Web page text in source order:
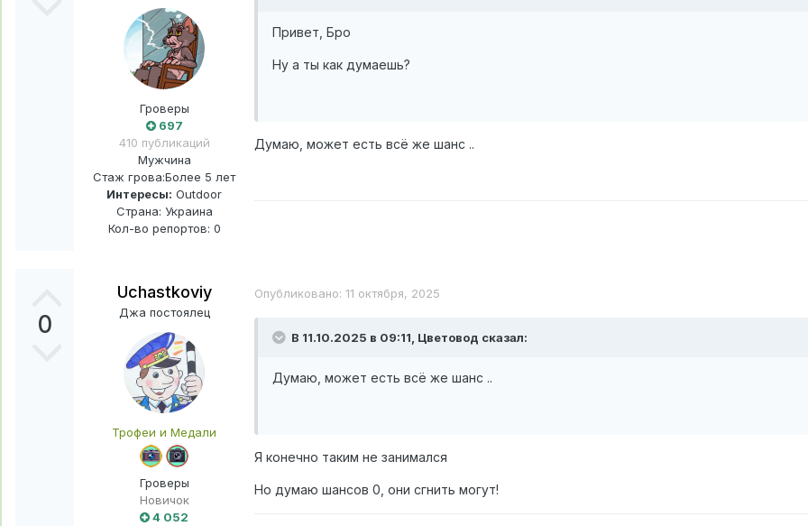
Гроверы
697
410 публикаций
Мужчина
Стаж грова:Более 5 лет
Интересы: Outdoor
Страна: Украина
Кол-во репортов: 0
Привет, Бро
Ну а ты как думаешь?
Думаю, может есть всё же шанс ..
0
Uchastkoviy
Джа постоялец
Трофеи и Медали
Гроверы
Новичок
4 052
Опубликовано: 11 октября, 2025
В 11.10.2025 в 09:11, Цветовод сказал:
Думаю, может есть всё же шанс ..
Я конечно таким не занимался
Но думаю шансов 0, они сгнить могут!